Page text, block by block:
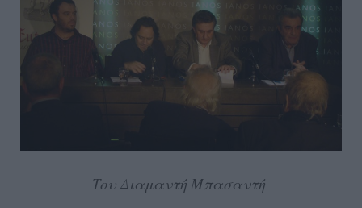
Του Διαμαντή Μπασαντή